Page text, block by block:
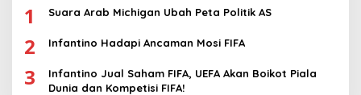
1 Suara Arab Michigan Ubah Peta Politik AS
2 Infantino Hadapi Ancaman Mosi FIFA
3
Infantino Jual Saham FIFA, UEFA Akan Boikot Piala
Dunia dan Kompetisi FIFA!